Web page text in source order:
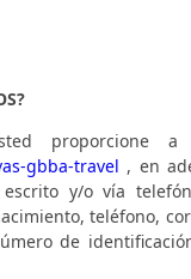
proporcione a
gbba-travel , en
y/o vía
teléfono,
de